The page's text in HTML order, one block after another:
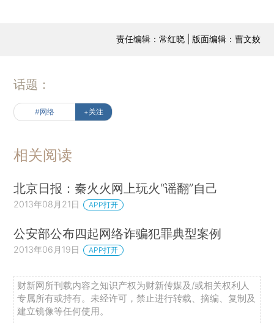
责任编辑：常红晓 | 版面编辑：曹文姣
话题：
#网络 +关注
相关阅读
北京日报：秦火火网上玩火“谣翻”自己
2013年08月21日 APP打开
公安部公布四起网络诈骗犯罪典型案例
2013年06月19日 APP打开
财新网所刊载内容之知识产权为财新传媒及/或相关权利人
专属所有或持有。未经许可，禁止进行转载、摘编、复制及
建立镜像等任何使用。